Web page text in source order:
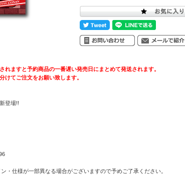
ますと予約商品の一番遅い発売日にまとめて発送されます。
けてご注文をお願い致します。
登場!!
・仕様が一部異なる場合がございますので予めご了承ください。